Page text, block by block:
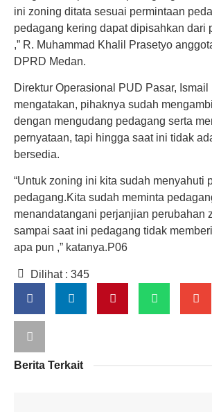
ini zoning ditata sesuai permintaan
pedagang kering dapat dipisahkan dari
,” R. Muhammad Khalil Prasetyo
DPRD Medan.
Direktur Operasional PUD Pasar, Ismail
mengatakan, pihaknya sudah
dengan mengudang pedagang serta
pernyataan, tapi hingga saat ini tidak
bersedia.
“Untuk zoning ini kita sudah menyahuti
pedagang.Kita sudah meminta
menandatangani perjanjian perubahan
sampai saat ini pedagang tidak
apa pun ,” katanya.P06
Dilihat : 345
Berita Terkait